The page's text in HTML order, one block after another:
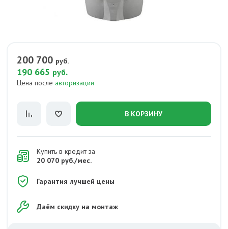
200 700 руб.
190 665 руб.
Цена после авторизации
В КОРЗИНУ
Купить в кредит за
20 070 руб./мес.
Гарантия лучшей цены
Даём скидку на монтаж